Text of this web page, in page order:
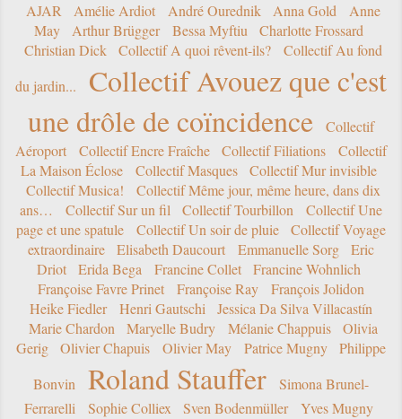
AJAR Amélie Ardiot André Ourednik Anna Gold
Anne
May
Arthur Brügger Bessa Myftiu
Charlotte Frossard
Christian Dick
Collectif A quoi rêvent-ils?
Collectif Au fond
du jardin...
Collectif Avouez que c'est
une drôle de coïncidence
Collectif
Aéroport
Collectif Encre Fraîche Collectif Filiations
Collectif
La Maison Éclose
Collectif Masques
Collectif Mur invisible
Collectif Musica!
Collectif Même jour, même heure, dans dix
ans…
Collectif Sur un fil Collectif Tourbillon
Collectif Une
page et une spatule
Collectif Un soir de pluie
Collectif Voyage
extraordinaire
Elisabeth Daucourt Emmanuelle Sorg
Eric
Driot
Erida Bega Francine Collet
Francine Wohnlich
Françoise Favre Prinet
Françoise Ray
François Jolidon
Heike Fiedler
Henri Gautschi
Jessica Da Silva Villacastín
Marie Chardon
Maryelle Budry Mélanie Chappuis
Olivia
Gerig
Olivier Chapuis Olivier May Patrice Mugny
Philippe
Bonvin
Roland Stauffer
Simona Brunel-
Ferrarelli
Sophie Colliex Sven Bodenmüller Yves Mugny